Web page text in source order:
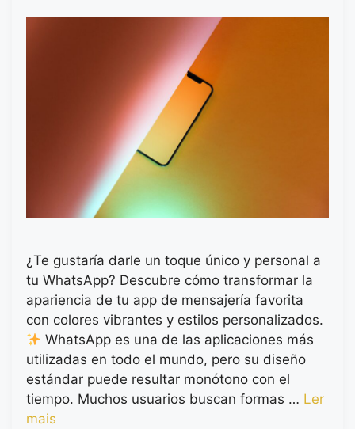
¿Te gustaría darle un toque único y personal a
tu WhatsApp? Descubre cómo transformar la
apariencia de tu app de mensajería favorita
con colores vibrantes y estilos personalizados.
WhatsApp es una de las aplicaciones más
utilizadas en todo el mundo, pero su diseño
estándar puede resultar monótono con el
tiempo. Muchos usuarios buscan formas … Ler
mais